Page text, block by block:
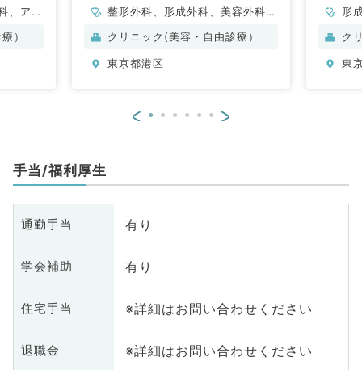
、アレ
児科、
一般内
科、腎
科、外
、美容
、救急
医学
形外
医、脊
）
整形外科、形成外科、美容外科、
脳神経外科、呼吸器外科、心臓血
消化器外科
クリニック(美容・自由診療）
東京都港区
形
ク
東
< >
手当/福利厚生
通勤手当 有り
学会補助 有り
住宅手当 ※詳細はお問い合わせください
退職金 ※詳細はお問い合わせください